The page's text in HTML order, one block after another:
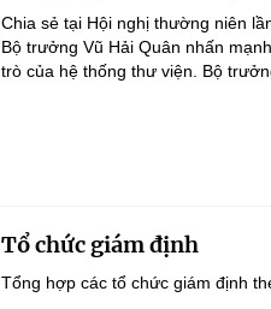
Chia sẻ tại Hội nghị thường niên
Bộ trưởng Vũ Hải Quân nhấn
trò của hệ thống thư viện. Bộ
Tổ chức giám định
Tổng hợp các tổ chức giám định